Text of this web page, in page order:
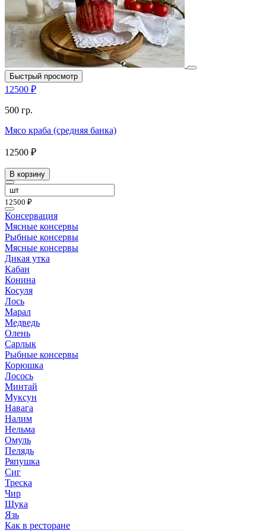
Быстрый просмотр
12500 ₽
500 гр.
Мясо краба (средняя банка)
12500 ₽
В корзину
12500 ₽
Консервация
Мясные консервы
Рыбные консервы
Мясные консервы
Дикая утка
Кабан
Конина
Косуля
Лось
Марал
Медведь
Олень
Сарлык
Рыбные консервы
Корюшка
Лосось
Минтай
Муксун
Навага
Налим
Нельма
Омуль
Пелядь
Ряпушка
Сиг
Треска
Чир
Щука
Язь
Как в ресторане